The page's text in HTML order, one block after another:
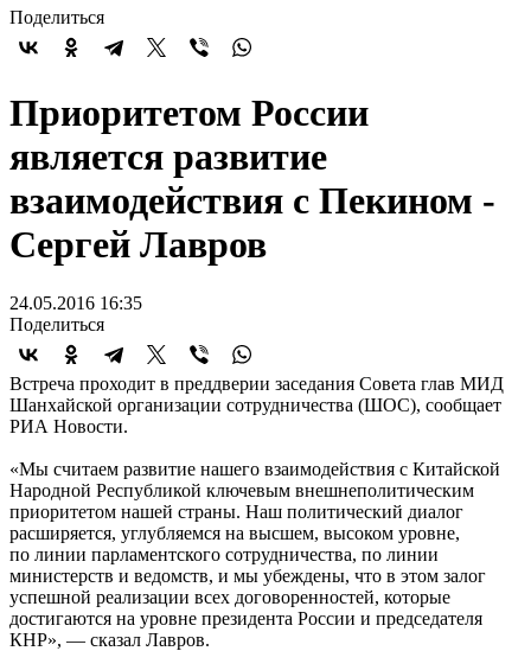
Поделиться
Приоритетом России
является развитие
взаимодействия с Пекином -
Сергей Лавров
24.05.2016 16:35
Поделиться
Встреча проходит в преддверии заседания Совета глав МИД
Шанхайской организации сотрудничества (ШОС), сообщает
РИА Новости.
«Мы считаем развитие нашего взаимодействия с Китайской
Народной Республикой ключевым внешнеполитическим
приоритетом нашей страны. Наш политический диалог
расширяется, углубляемся на высшем, высоком уровне,
по линии парламентского сотрудничества, по линии
министерств и ведомств, и мы убеждены, что в этом залог
успешной реализации всех договоренностей, которые
достигаются на уровне президента России и председателя
КНР», — сказал Лавров.